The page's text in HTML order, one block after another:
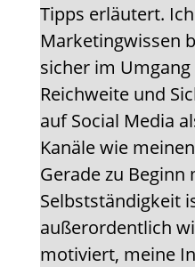
Tipps erläutert.
Marketingwissen
sicher im
Reichweite und
auf Social Media
Kanäle wie
Gerade zu Beginn
Selbstständigkeit
außerordentlich
motiviert, meine